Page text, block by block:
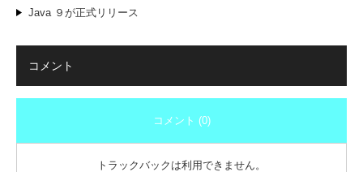
Java ９が正式リリース
コメント
コメント (0)
トラックバックは利用できません。